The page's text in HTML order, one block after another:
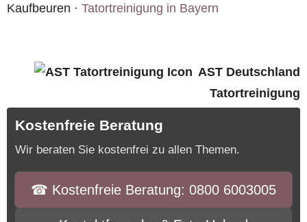
Kaufbeuren · Tatortreinigung in Bayern
AST Deutschland
Tatortreinigung
Kostenfreie Beratung
Wir beraten Sie kostenfrei zu allen Themen.
☎︎ Kostenfreie Beratung: 0800 6003005